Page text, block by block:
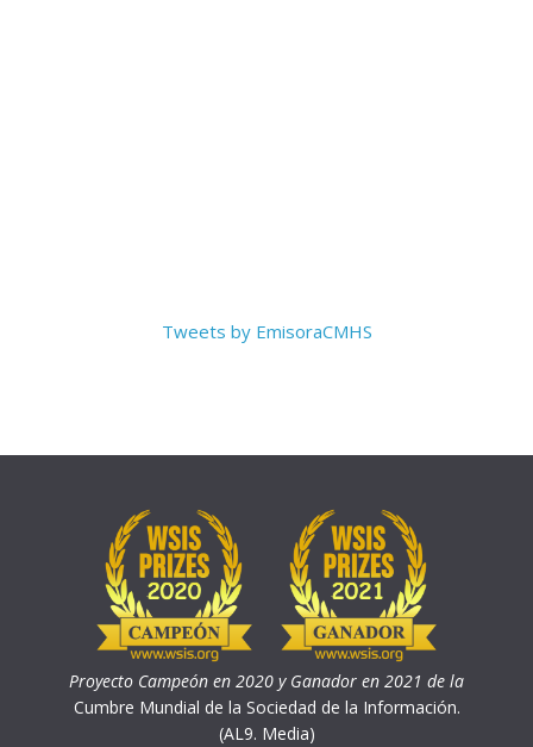
Tweets by EmisoraCMHS
Proyecto Campeón en 2020 y Ganador en 2021 de la
Cumbre Mundial de la Sociedad de la Información.
(AL9. Media)